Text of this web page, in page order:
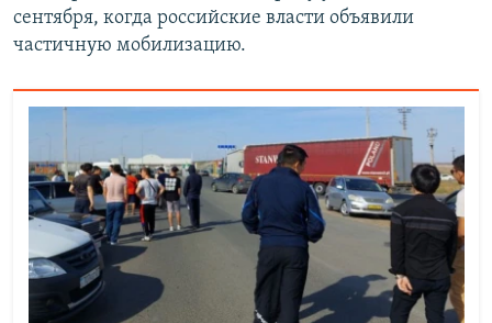
сентября, когда российские власти объявили
частичную мобилизацию.